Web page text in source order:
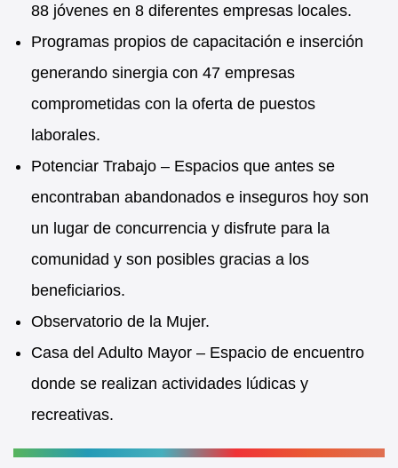
88 jóvenes en 8 diferentes empresas locales.
Programas propios de capacitación e inserción
generando sinergia con 47 empresas
comprometidas con la oferta de puestos
laborales.
Potenciar Trabajo – Espacios que antes se
encontraban abandonados e inseguros hoy son
un lugar de concurrencia y disfrute para la
comunidad y son posibles gracias a los
beneficiarios.
Observatorio de la Mujer.
Casa del Adulto Mayor – Espacio de encuentro
donde se realizan actividades lúdicas y
recreativas.